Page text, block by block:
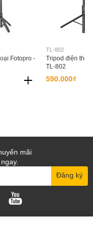
Fotopro -
TL-802
Tripod điện
TL-802
590.000₫
mãi
Đăng ký